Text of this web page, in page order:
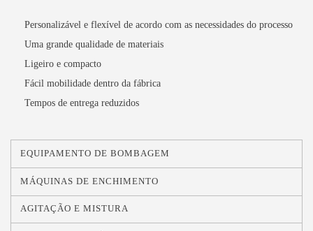
EQUIPAMENTO DE BOMBAGEM
MÁQUINAS DE ENCHIMENTO
AGITAÇÃO E MISTURA
Personalizável e flexível de acordo com as necessidades do processo
Uma grande qualidade de materiais
Ligeiro e compacto
Fácil mobilidade dentro da fábrica
Tempos de entrega reduzidos